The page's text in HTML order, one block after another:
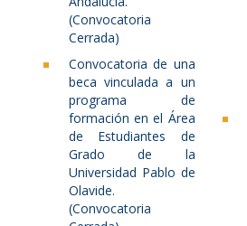
(Convocatoria
Cerrada)
Convocatoria de una
beca vinculada a un
programa de
formación en el Área
de Estudiantes de
Grado de la
Universidad Pablo de
Olavide.
(Convocatoria